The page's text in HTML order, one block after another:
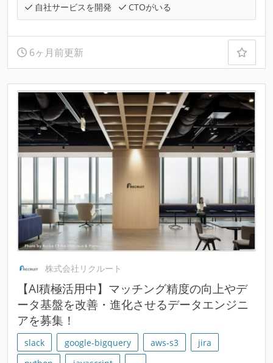
自社サービスを開発
CTOがいる
6ヶ月前更新
株式会社リクルート
【AI積極活用中】マッチング精度の向上やデ
ータ基盤を改善・進化させるデータエンジニ
アを募集！
slack google-bigquery aws-s3
jira